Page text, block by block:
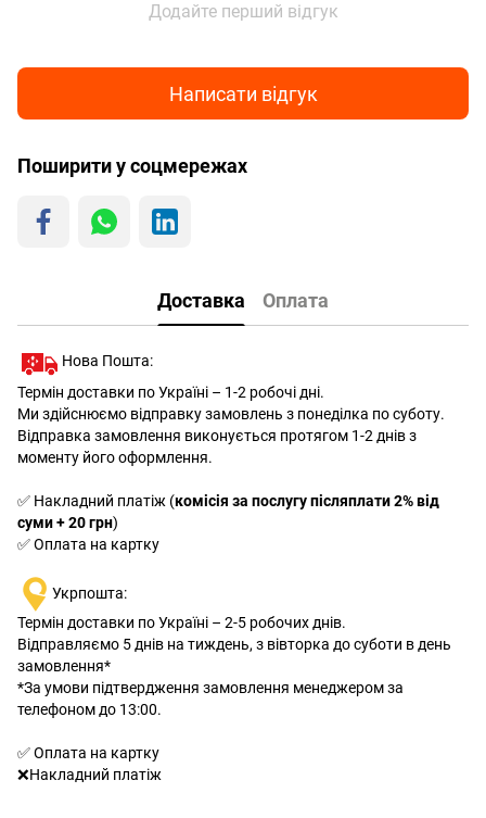
Додайте перший відгук
Написати відгук
Поширити у соцмережах
Доставка Оплата
Нова Пошта:
Термін доставки по Україні – 1-2 робочі дні.
Ми здійснюємо відправку замовлень з понеділка по суботу.
Відправка замовлення виконується протягом 1-2 днів з
моменту його оформлення.
✅ Накладний платіж (комісія за послугу післяплати 2% від
суми + 20 грн)
✅ Оплата на картку
Укрпошта:
Термін доставки по Україні – 2-5 робочих днів.
Відправляємо 5 днів на тиждень, з вівторка до суботи в день
замовлення*
*За умови підтвердження замовлення менеджером за
телефоном до 13:00.
✅ Оплата на картку
❌Накладний платіж